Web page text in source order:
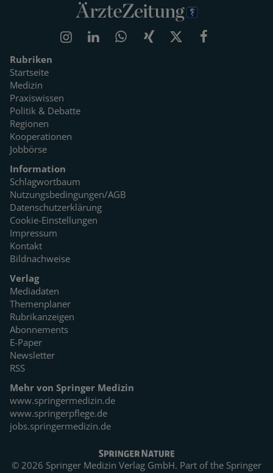
Rubriken
Startseite
Medizin
Praxiswissen
Politik & Debatte
Regionen
Kooperationen
Jobbörse
Information
Schlagwortbaum
Nutzungsbedingungen/AGB
Datenschutzerklärung
Cookie-Einstellungen
Impressum
Kontakt
Bildnachweise
Verlag
Mediadaten
Themenplaner
Rubrikanzeigen
Abonnements
E-Paper
Newsletter
RSS
Mehr von Springer Medizin
www.springermedizin.de
www.springerpflege.de
jobs.springermedizin.de
© 2026 Springer Medizin Verlag GmbH. Part of the Springer